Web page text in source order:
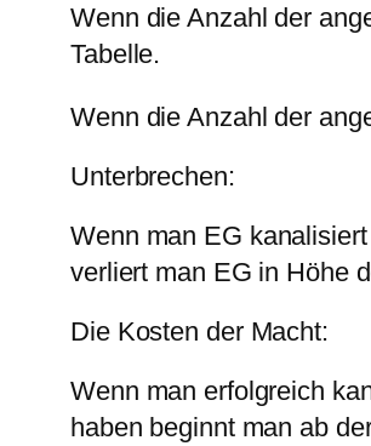
Wenn die Anzahl der
Tabelle.
Wenn die Anzahl der
Unterbrechen:
Wenn man EG
verliert man EG in Höhe
Die Kosten der Macht:
Wenn man erfolgreich
haben beginnt man ab